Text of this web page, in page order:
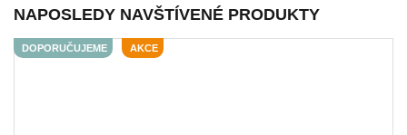
NAPOSLEDY NAVŠTÍVENÉ PRODUKTY
DOPORUČUJEME AKCE